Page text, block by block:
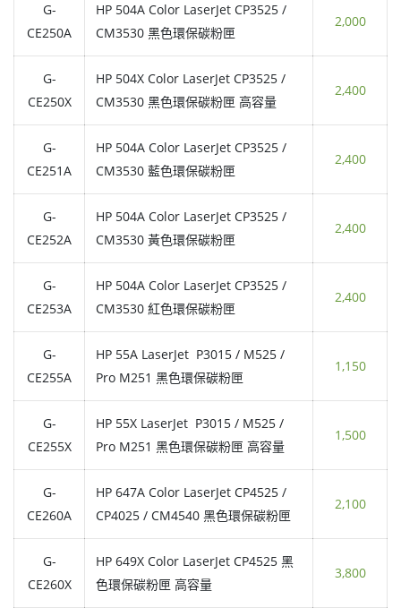
G-
CE250A
HP 504A Color LaserJet CP3525 /
CM3530 黑色環保碳粉匣
2,000
G-
CE250X
HP 504X Color LaserJet CP3525 /
CM3530 黑色環保碳粉匣 高容量
2,400
G-
CE251A
HP 504A Color LaserJet CP3525 /
CM3530 藍色環保碳粉匣
2,400
G-
CE252A
HP 504A Color LaserJet CP3525 /
CM3530 黃色環保碳粉匣
2,400
G-
CE253A
HP 504A Color LaserJet CP3525 /
CM3530 紅色環保碳粉匣
2,400
G-
CE255A
HP 55A LaserJet P3015 / M525 /
Pro M251 黑色環保碳粉匣
1,150
G-
CE255X
HP 55X LaserJet P3015 / M525 /
Pro M251 黑色環保碳粉匣 高容量
1,500
G-
CE260A
HP 647A Color LaserJet CP4525 /
CP4025 / CM4540 黑色環保碳粉匣
2,100
G-
CE260X
HP 649X Color LaserJet CP4525 黑
色環保碳粉匣 高容量
3,800